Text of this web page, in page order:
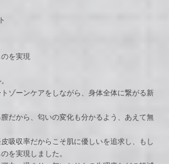
を実現
ゾーンケアをしながら、身体全体に繋がる新
だから、匂いの変化も分かるよう、あえて無
吸収率だからこそ肌に優しいを追求し、もし
を実現しました。